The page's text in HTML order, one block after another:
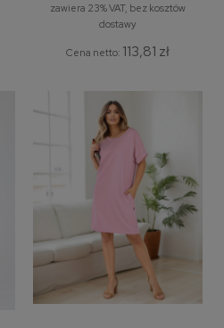
zawiera 23% VAT, bez kosztów
dostawy
Cena netto: 113,81 zł